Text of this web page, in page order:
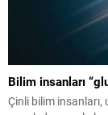
Bilim insanları
Çinli bilim insanları,